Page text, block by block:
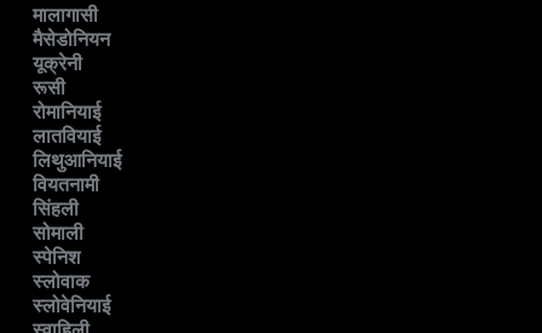
मालागासी
मैसेडोनियन
यूक्रेनी
रूसी
रोमानियाई
लातवियाई
लिथुआनियाई
वियतनामी
सिंहली
सोमाली
स्पेनिश
स्लोवाक
स्लोवेनियाई